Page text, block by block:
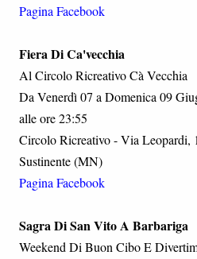
Pagina Facebook
Fiera Di Ca'vecchia
Al Circolo Ricreativo Cà Vecchia
Da Venerdì 07 a Domenica 09
alle ore 23:55
Circolo Ricreativo - Via Leopardi,
Sustinente (MN)
Pagina Facebook
Sagra Di San Vito A Barbariga
Weekend Di Buon Cibo E